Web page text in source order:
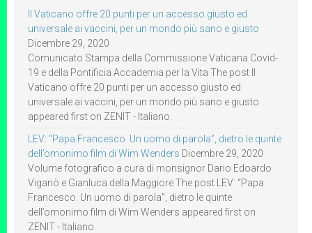
Il Vaticano offre 20 punti per un accesso giusto ed
universale ai vaccini, per un mondo più sano e giusto
Dicembre 29, 2020
Comunicato Stampa della Commissione Vaticana Covid-
19 e della Pontificia Accademia per la Vita The post Il
Vaticano offre 20 punti per un accesso giusto ed
universale ai vaccini, per un mondo più sano e giusto
appeared first on ZENIT - Italiano.
LEV: “Papa Francesco. Un uomo di parola”, dietro le quinte
dell’omonimo film di Wim Wenders Dicembre 29, 2020
Volume fotografico a cura di monsignor Dario Edoardo
Viganò e Gianluca della Maggiore The post LEV: “Papa
Francesco. Un uomo di parola”, dietro le quinte
dell’omonimo film di Wim Wenders appeared first on
ZENIT - Italiano.